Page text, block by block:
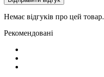
Немає відгуків про цей товар.
Рекомендовані